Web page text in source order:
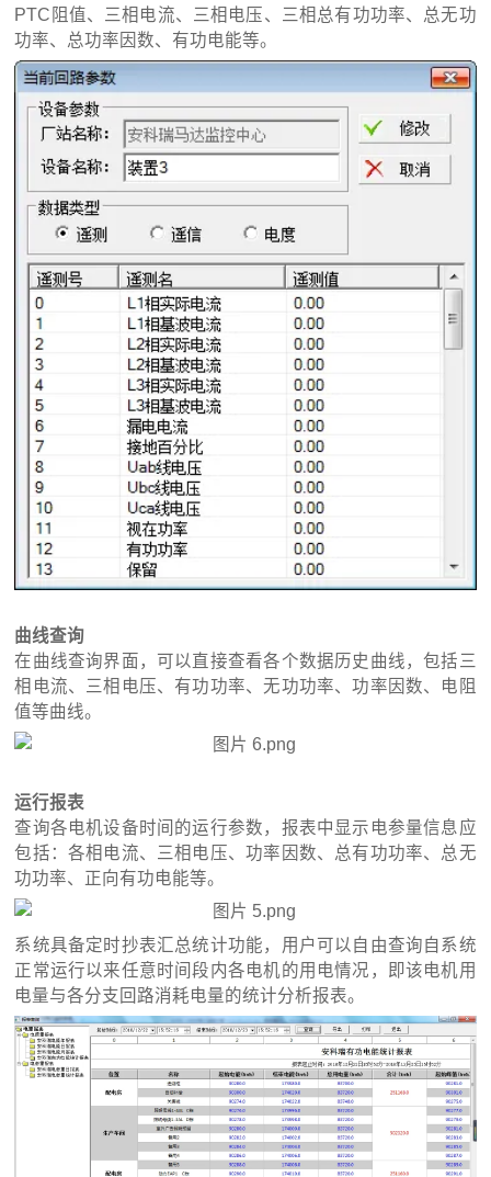
PTC阻值、三相电流、三相电压、三相总有功功率、总无功
功率、总功率因数、有功电能等。
曲线查询
在曲线查询界面，可以直接查看各个数据历史曲线，包括三
相电流、三相电压、有功功率、无功功率、功率因数、电阻
值等曲线。
运行报表
查询各电机设备时间的运行参数，报表中显示电参量信息应
包括：各相电流、三相电压、功率因数、总有功功率、总无
功功率、正向有功电能等。
系统具备定时抄表汇总统计功能，用户可以自由查询自系统
正常运行以来任意时间段内各电机的用电情况，即该电机用
电量与各分支回路消耗电量的统计分析报表。